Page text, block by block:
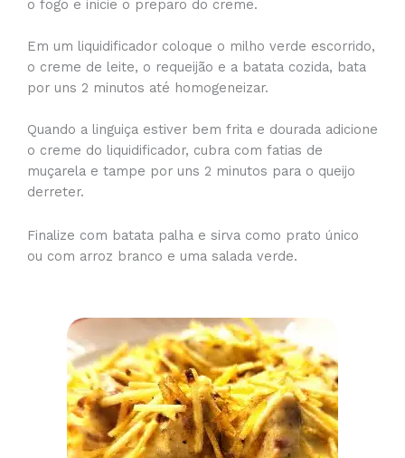
o fogo e inicie o preparo do creme.
Em um liquidificador coloque o milho verde escorrido,
o creme de leite, o requeijão e a batata cozida, bata
por uns 2 minutos até homogeneizar.
Quando a linguiça estiver bem frita e dourada adicione
o creme do liquidificador, cubra com fatias de
muçarela e tampe por uns 2 minutos para o queijo
derreter.
Finalize com batata palha e sirva como prato único
ou com arroz branco e uma salada verde.